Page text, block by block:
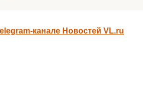
канале Новостей VL.ru